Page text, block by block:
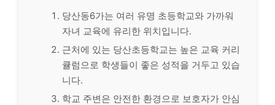
당산동6가는 여러 유명 초등학교와 가까워
자녀 교육에 유리한 위치입니다.
근처에 있는 당산초등학교는 높은 교육 커리
큘럼으로 학생들이 좋은 성적을 거두고 있습
니다.
학교 주변은 안전한 환경으로 보호자가 안심